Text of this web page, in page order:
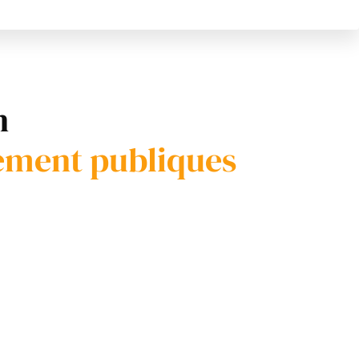
publiques